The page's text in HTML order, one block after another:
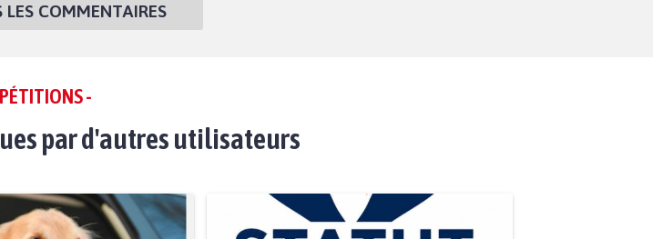
LES COMMENTAIRES
-
par d'autres utilisateurs